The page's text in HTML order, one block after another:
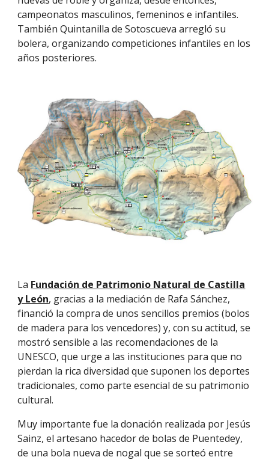
campeonatos masculinos, femeninos e infantiles.
También Quintanilla de Sotoscueva arregló su
bolera, organizando competiciones infantiles en los
años posteriores.
La Fundación de Patrimonio Natural de Castilla
y León, gracias a la mediación de Rafa Sánchez,
financió la compra de unos sencillos premios (bolos
de madera para los vencedores) y, con su actitud, se
mostró sensible a las recomendaciones de la
UNESCO, que urge a las instituciones para que no
pierdan la rica diversidad que suponen los deportes
tradicionales, como parte esencial de su patrimonio
cultural.
Muy importante fue la donación realizada por Jesús
Sainz, el artesano hacedor de bolas de Puentedey,
de una bola nueva de nogal que se sorteó entre